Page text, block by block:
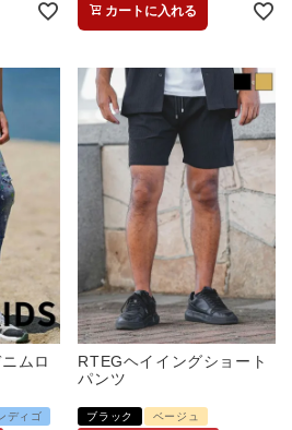
カートに入れる
ムロ
ディゴ
RTEGヘイイングショート
パンツ
ブラック
ベージュ